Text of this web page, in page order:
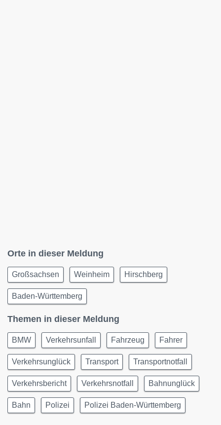
Orte in dieser Meldung
Großsachsen Weinheim Hirschberg
Baden-Württemberg
Themen in dieser Meldung
BMW Verkehrsunfall Fahrzeug Fahrer
Verkehrsunglück Transport Transportnotfall
Verkehrsbericht Verkehrsnotfall Bahnunglück
Bahn Polizei Polizei Baden-Württemberg